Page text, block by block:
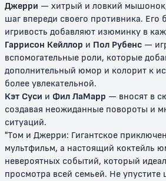
Том и Джерри: Сказки
Том и
0+ 0+
Джерри — хитрый и ловкий
шаг впереди своего противника. Его
игривость добавляют изюминку в
Гаррисон Кейллор и Пол Рубенс —
вспомогательные роли, которые
дополнительный юмор и колорит к
более увлекательной.
Кэт Суси и Фил ЛаМарр — вносят в
создавая неожиданные повороты и
ситуаций.
"Том и Джерри: Гигантское
мультфильм, а настоящий коктейль
невероятных событий, который
просмотра всей семьей. Не упустите